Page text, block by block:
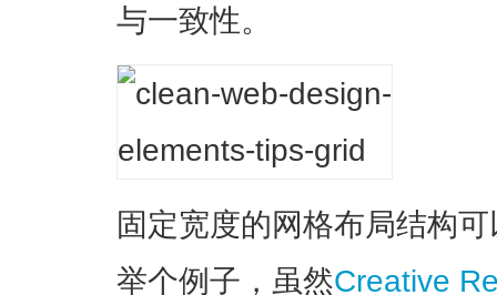
与一致性。
固定宽度的网格布局结构
举个例子，虽然Creative